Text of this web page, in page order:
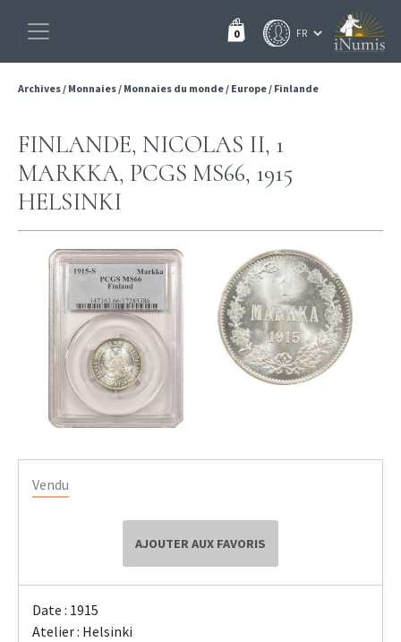
0
Archives/ Monnaies/ Monnaies du monde/ Europe/ Finlande
FINLANDE, NICOLAS II, 1
MARKKA, PCGS MS66, 1915
HELSINKI
Vendu
AJOUTER AUX FAVORIS
Date : 1915
Atelier : Helsinki